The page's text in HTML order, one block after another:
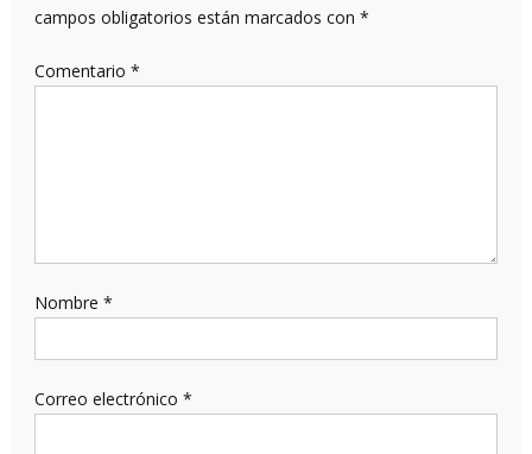
campos obligatorios están marcados con *
Comentario *
Nombre *
Correo electrónico *